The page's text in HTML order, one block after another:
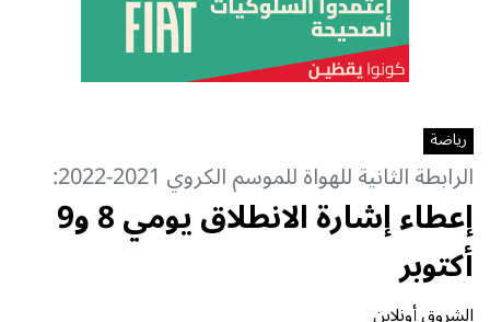
رياضة
الرابطة الثانية للهواة للموسم الكروي 2021-2022:
إعطاء إشارة الانطلاق يومي 8 و9
أكتوبر